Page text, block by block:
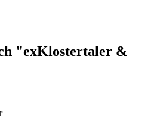
"exKlostertaler &